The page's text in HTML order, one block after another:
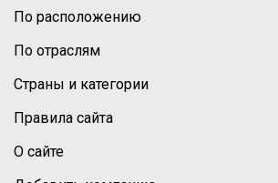
По расположению
По отраслям
Страны и категории
Правила сайта
О сайте